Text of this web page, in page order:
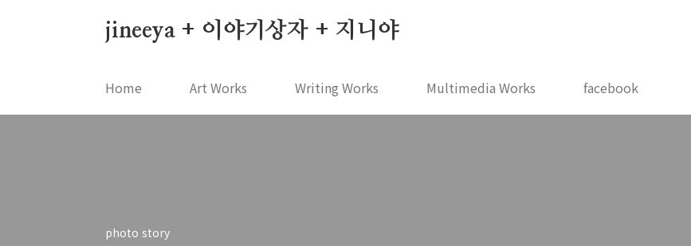
jineeya + 이야기상자 + 지니야
Home Art Works Writing Works Multimedia Works facebook
photo story